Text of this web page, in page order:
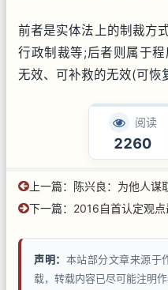
前者是实体法上的制裁方
行政制裁等;后者则属于
无效、可补救的无效(可恢
阅读
2260
上一篇：
陈兴良：为他人谋
下一篇： 2016自首认定观点
声明： 本站部分文章来源于
载，转载内容已尽可能注明